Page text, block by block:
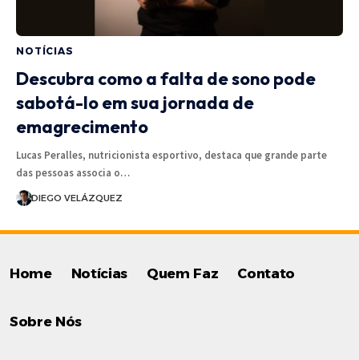
NOTÍCIAS
Descubra como a falta de sono pode
sabotá-lo em sua jornada de
emagrecimento
Lucas Peralles, nutricionista esportivo, destaca que grande parte
das pessoas associa o…
DIEGO VELÁZQUEZ
Home Notícias Quem Faz Contato
Sobre Nós